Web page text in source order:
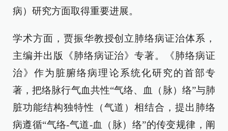
病）研究方面取得重要进展。
学术方面，贾振华教授创立肺络病证治体系，
主编并出版《肺络病证治》专著。《肺络病证
治》作为脏腑络病理论系统化研究的首部专
著，把络脉行气血共性“气络、血（脉）络”与肺
脏功能结构独特性（气道）相结合，提出肺络
病遵循“气络-气道-血（脉）络”的传变规律，阐